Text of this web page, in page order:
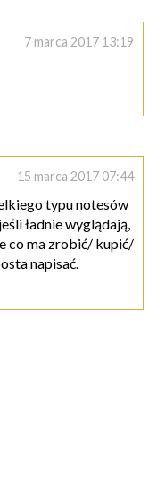
7 marca 2017 13:19
15 marca 2017 07:44
typu notesów
ładnie wyglądają,
co ma zrobić/ kupić/
napisać.